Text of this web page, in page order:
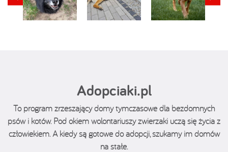
Adopciaki.pl
To program zrzeszający domy tymczasowe dla bezdomnych
psów i kotów. Pod okiem wolontariuszy zwierzaki uczą się życia z
człowiekiem. A kiedy są gotowe do adopcji, szukamy im domów
na stałe.